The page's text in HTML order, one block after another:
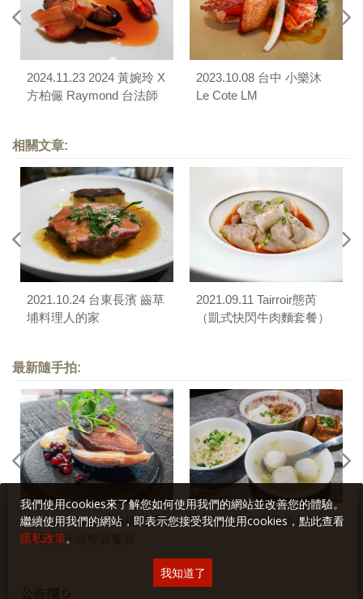
2024.11.23 2024 黃婉玲 X
方柏儼 Raymond 台法師
2023.10.08 台中 小樂沐
Le Cote LM
相關文章:
2021.10.24 台東長濱 齒草
埔料理人的家
2021.09.11 Tairroir態芮
（凱式快閃牛肉麵套餐）
最新隨手拍:
2026.06.23 旨醞鐵板料理
X 格蘭菲迪餐酒饗宴
2026.06.26 永富魚丸店
我們使用cookies來了解您如何使用我們的網站並改善您的體驗。
繼續使用我們的網站，即表示您接受我們使用cookies，點此查看
隱私政策。
我知道了